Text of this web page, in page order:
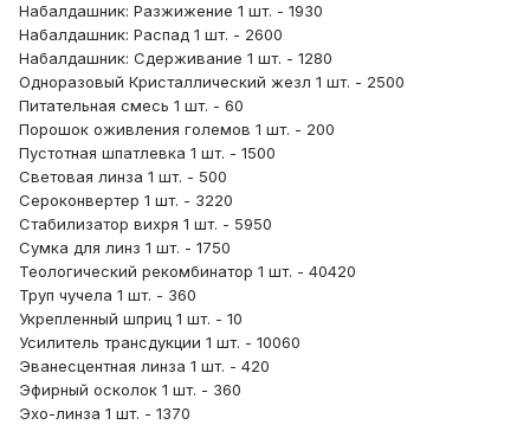
Набалдашник: Разжижение 1 шт. - 1930
Набалдашник: Распад 1 шт. - 2600
Набалдашник: Сдерживание 1 шт. - 1280
Одноразовый Кристаллический жезл 1 шт. - 2500
Питательная смесь 1 шт. - 60
Порошок оживления големов 1 шт. - 200
Пустотная шпатлевка 1 шт. - 1500
Световая линза 1 шт. - 500
Сероконвертер 1 шт. - 3220
Стабилизатор вихря 1 шт. - 5950
Сумка для линз 1 шт. - 1750
Теологический рекомбинатор 1 шт. - 40420
Труп чучела 1 шт. - 360
Укрепленный шприц 1 шт. - 10
Усилитель трансдукции 1 шт. - 10060
Эванесцентная линза 1 шт. - 420
Эфирный осколок 1 шт. - 360
Эхо-линза 1 шт. - 1370